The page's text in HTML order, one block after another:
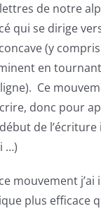
de notre
qui se dirige
(y
en
Ce
donc pour
de l’écriture
…)
mouvement j’ai
plus efficace